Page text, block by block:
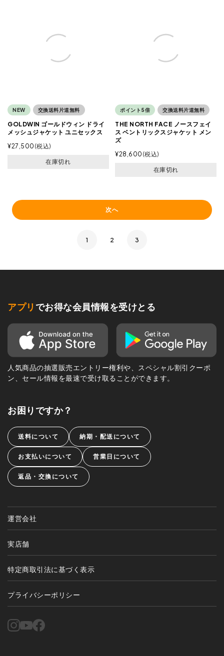
NEW 交換送料片道無料
GOLDWIN ゴールドウィン ドライ
メッシュジャケット ユニセックス
¥27,500 税込
在庫切れ
ポイント5倍 交換送料片道無料
THE NORTH FACE ノースフェイ
ス ベントリックスジャケット メン
ズ
¥28,600 税込
在庫切れ
次へ
1 2 3
アプリ でお得な会員情報を受けとる
人気商品の抽選販売エントリー権利や、スペシャル割引クーポ
ン、セール情報を最速で受け取ることができます。
お困りですか？
送料について 納期・配送について
お支払いについて 営業日について
返品・交換について
運営会社
実店舗
特定商取引法に基づく表示
プライバシーポリシー